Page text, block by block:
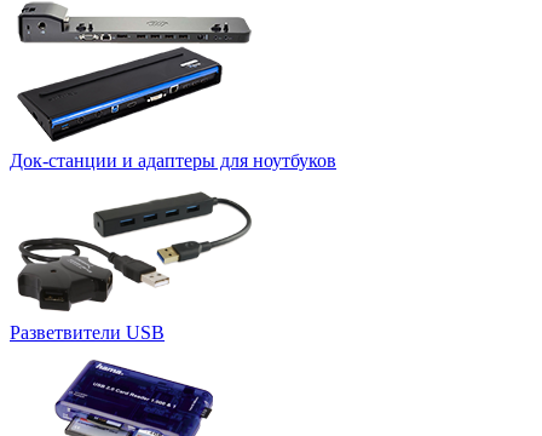
Док-станции и адаптеры для ноутбуков
Разветвители USB